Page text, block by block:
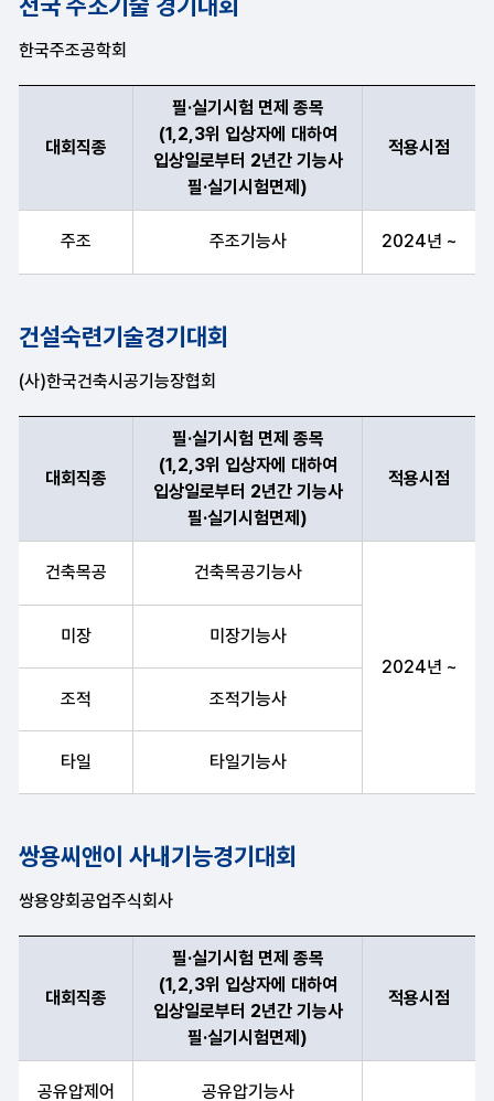
한국주조공학회
대회직종
필·실기시험 면제 종목
(1,2,3위 입상자에 대하여
입상일로부터 2년간 기능사
필·실기시험면제)
적용시점
주조 주조기능사 2024년 ~
건설숙련기술경기대회
(사)한국건축시공기능장협회
대회직종
필·실기시험 면제 종목
(1,2,3위 입상자에 대하여
입상일로부터 2년간 기능사
필·실기시험면제)
적용시점
건축목공 건축목공기능사
2024년 ~
미장 미장기능사
조적 조적기능사
타일 타일기능사
쌍용씨앤이 사내기능경기대회
쌍용양회공업주식회사
대회직종
필·실기시험 면제 종목
(1,2,3위 입상자에 대하여
입상일로부터 2년간 기능사
필·실기시험면제)
적용시점
공유압제어 공유압기능사